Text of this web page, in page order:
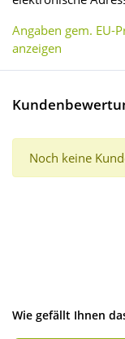
Angaben gem. EU-
anzeigen
Noch keine
Wie gefällt Ihnen